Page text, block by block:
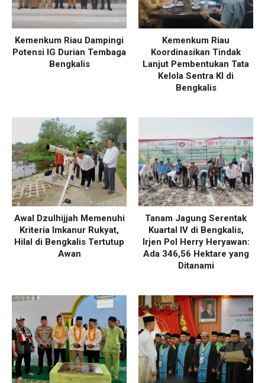
Kemenkum Riau Dampingi
Potensi IG Durian Tembaga
Bengkalis
Kemenkum Riau
Koordinasikan Tindak
Lanjut Pembentukan Tata
Kelola Sentra KI di
Bengkalis
Awal Dzulhijjah Memenuhi
Kriteria Imkanur Rukyat,
Hilal di Bengkalis Tertutup
Awan
Tanam Jagung Serentak
Kuartal IV di Bengkalis,
Irjen Pol Herry Heryawan:
Ada 346,56 Hektare yang
Ditanami